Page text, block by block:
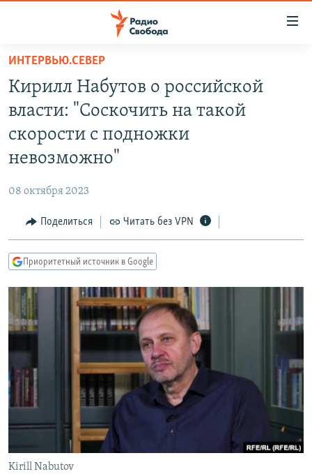
упрощенного
доступа
основному
содержанию
навигации
Вернутся
ПОДКАСТЫ
ЦИТАТЫ СВОБОДЫ
КУЛЬТУРА
IDEL.РЕАЛИИ
КАВКАЗ.РЕАЛИИ
СИБИРЬ.РЕАЛИИ
РАСПИСАНИЕ ВЕЩАНИЯ
ПОДПИШИТЕСЬ НА РАССЫЛКУ
СОЦИАЛЬНЫЕ СЕТИ
ИНТЕРВЬЮ.СЕВЕР
Кирилл Набутов о российской
власти: "Соскочить на такой
скорости с подножки
невозможно"
08 октября 2023
Поделиться Читать без VPN
Приоритетный источник в Google
Kirill Nabutov